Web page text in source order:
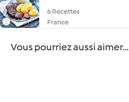
6 Recettes
France
Vous pourriez aussi aimer...